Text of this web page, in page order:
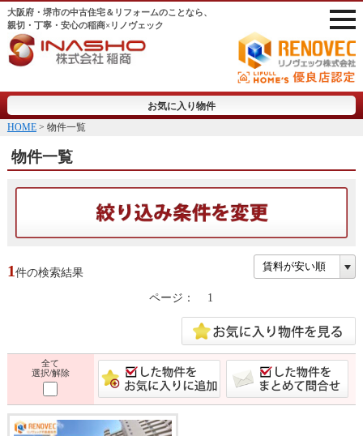
大阪府・堺市の中古住宅＆リフォームのことなら、
親切・丁寧・安心の稲商×リノヴェック
お気に入り物件
HOME> 物件一覧
物件一覧
1件の検索結果
ページ：
1
全て
選択/解除